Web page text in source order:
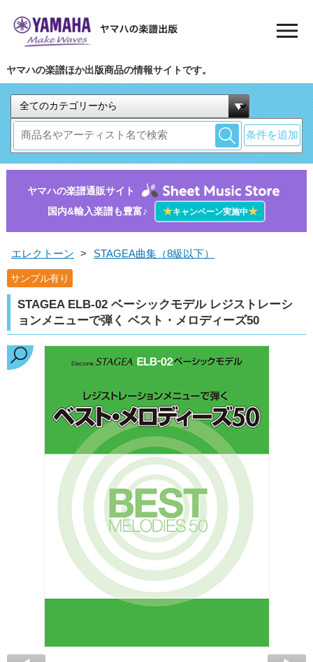
ヤマハの楽譜ほか出版商品の情報サイトです。
条件を追加
ヤマハの楽譜通販サイト
国内&輸入楽譜も豊富♪
★キャンペーン実施中★
エレクトーン > STAGEA曲集（8級以下）
サンプル有り
STAGEA ELB-02 ベーシックモデル レジストレーシ
ョンメニューで弾く ベスト・メロディーズ50